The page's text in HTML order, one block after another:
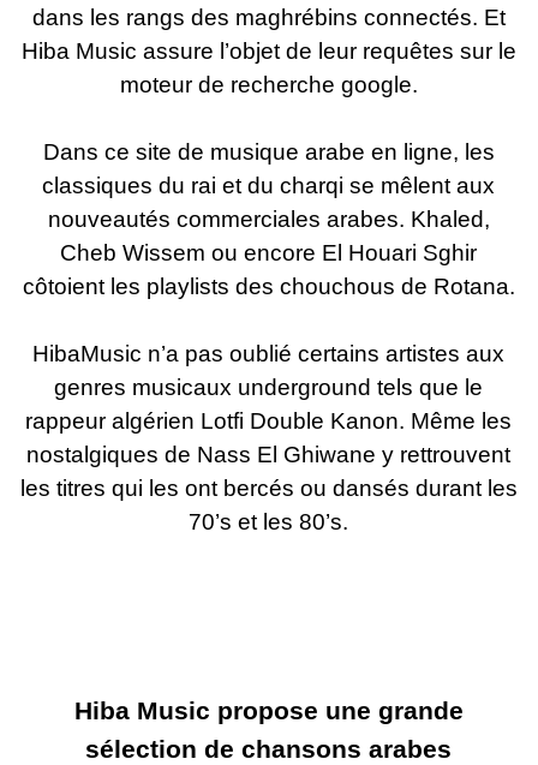
dans les rangs des maghrébins connectés. Et
Hiba Music assure l’objet de leur requêtes sur le
moteur de recherche google.
Dans ce site de musique arabe en ligne, les
classiques du rai et du charqi se mêlent aux
nouveautés commerciales arabes. Khaled,
Cheb Wissem ou encore El Houari Sghir
côtoient les playlists des chouchous de Rotana.
HibaMusic n’a pas oublié certains artistes aux
genres musicaux underground tels que le
rappeur algérien Lotfi Double Kanon. Même les
nostalgiques de Nass El Ghiwane y rettrouvent
les titres qui les ont bercés ou dansés durant les
70’s et les 80’s.
Hiba Music propose une grande
sélection de chansons arabes